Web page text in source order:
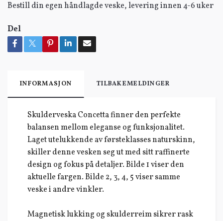
Bestill din egen håndlagde veske, levering innen 4-6 uker
Del
INFORMASJON TILBAKEMELDINGER
Skulderveska Concetta finner den perfekte
balansen mellom eleganse og funksjonalitet.
Laget utelukkende av førsteklasses naturskinn,
skiller denne vesken seg ut med sitt raffinerte
design og fokus på detaljer. Bilde 1 viser den
aktuelle fargen. Bilde 2, 3, 4, 5 viser samme
veske i andre vinkler.
Magnetisk lukking og skulderreim sikrer rask